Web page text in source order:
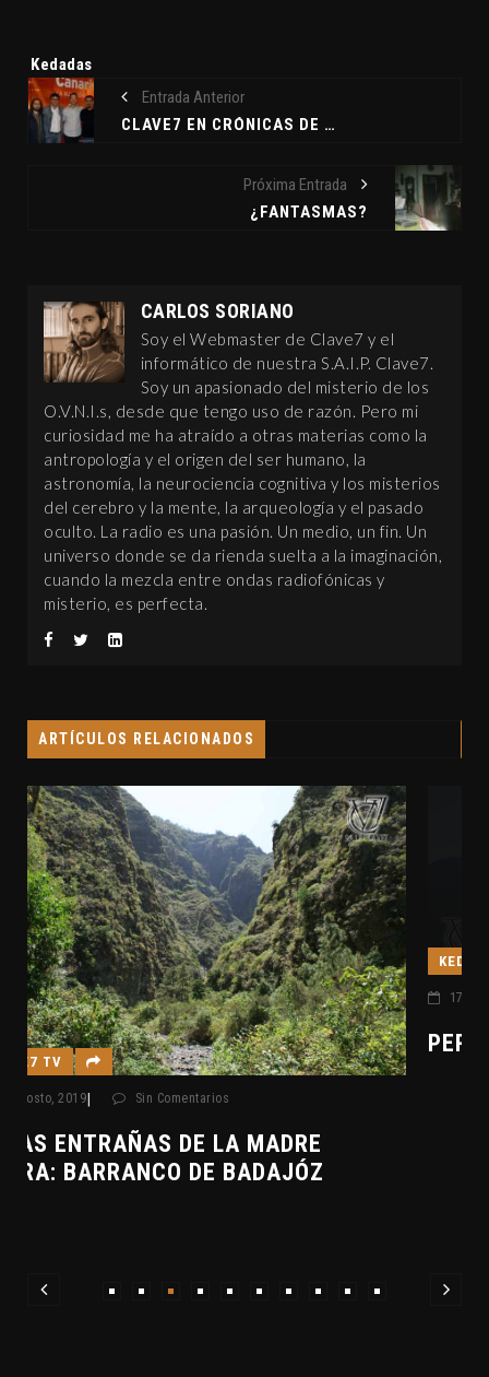
Etiquetas:
Kedadas
Entrada Anterior
CLAVE7 EN CRÓNICAS DE SAN BORONDÓN
Próxima Entrada
¿FANTASMAS?
CARLOS SORIANO
Soy el Webmaster de Clave7 y el
informático de nuestra S.A.I.P. Clave7.
Soy un apasionado del misterio de los
O.V.N.I.s, desde que tengo uso de razón. Pero mi
curiosidad me ha atraído a otras materias como la
antropología y el origen del ser humano, la
astronomía, la neurociencia cognitiva y los misterios
del cerebro y la mente, la arqueología y el pasado
oculto. La radio es una pasión. Un medio, un fin. Un
universo donde se da rienda suelta a la imaginación,
cuando la mezcla entre ondas radiofónicas y
misterio, es perfecta.
ARTÍCULOS RELACIONADOS
KEDADAS
17 agosto, 2014| Sin Comentarios
PERSEIDAS 2014